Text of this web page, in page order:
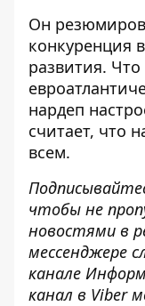
Он
конкуренция
развития. Что
нардеп
считает, что
всем.
чтобы не
новостями в
мессенджере
канале
канал в Viber